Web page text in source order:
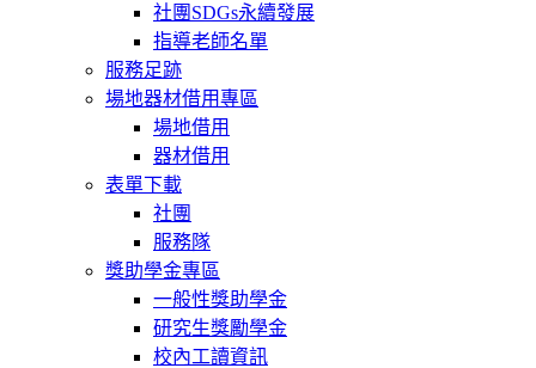
社團SDGs永續發展
指導老師名單
服務足跡
場地器材借用專區
場地借用
器材借用
表單下載
社團
服務隊
獎助學金專區
一般性獎助學金
研究生獎勵學金
校內工讀資訊